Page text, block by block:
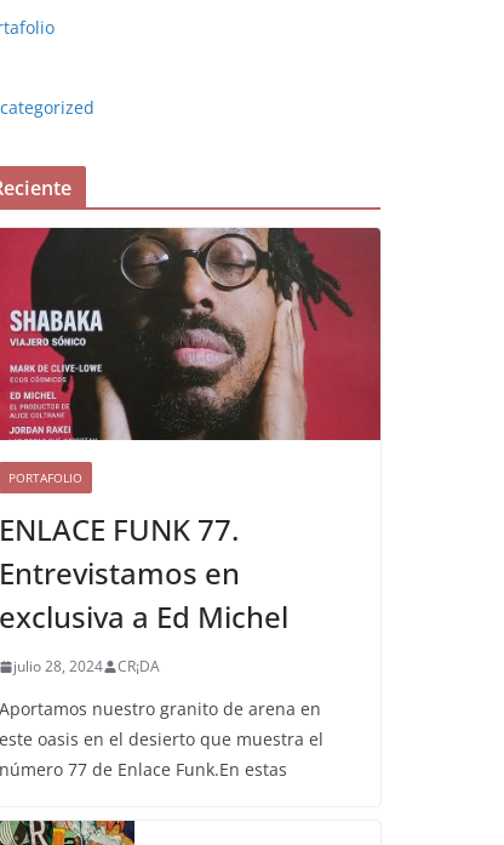
PORTAFOLIO
ENLACE FUNK 77.
Entrevistamos en
exclusiva a Ed Michel
julio 28, 2024 CR¡DA
Aportamos nuestro granito de arena en
este oasis en el desierto que muestra el
número 77 de Enlace Funk.En estas